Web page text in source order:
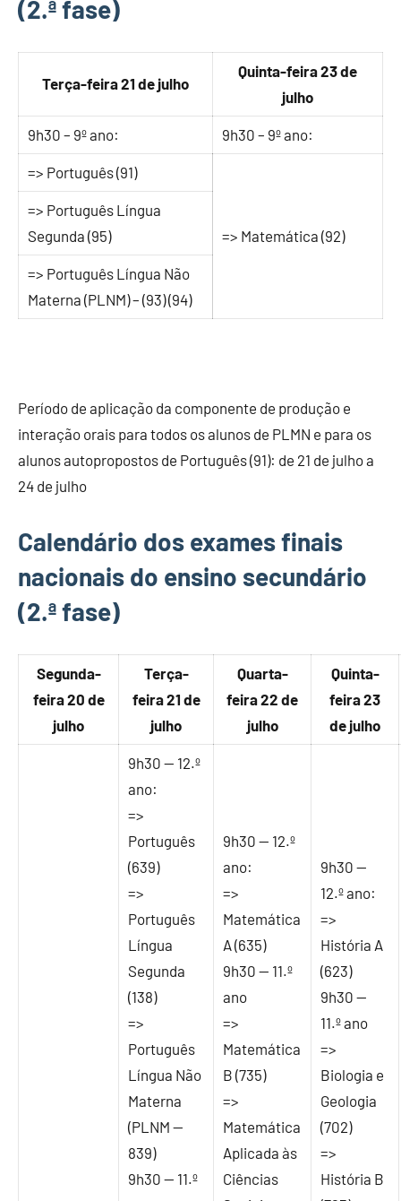
(2.ª fase)
Terça-feira 21 de julho
Quinta-feira 23 de
julho
9h30 – 9º ano: 9h30 – 9º ano:
=> Português (91)
=> Matemática (92)
=> Português Língua
Segunda (95)
=> Português Língua Não
Materna (PLNM) – (93) (94)
Período de aplicação da componente de produção e
interação orais para todos os alunos de PLMN e para os
alunos autopropostos de Português (91): de 21 de julho a
24 de julho
Calendário dos exames finais
nacionais do ensino secundário
(2.ª fase)
Segunda-
feira 20 de
julho
Terça-
feira 21 de
julho
Quarta-
feira 22 de
julho
Quinta-
feira 23
de julho
9h30 — 12.º
ano:
=>
Português
(639)
=>
Português
Língua
Segunda
(138)
=>
Português
Língua Não
Materna
(PLNM —
839)
9h30 — 11.º
9h30 — 12.º
ano:
=>
Matemática
A (635)
9h30 — 11.º
ano
=>
Matemática
B (735)
=>
Matemática
Aplicada às
Ciências
9h30 —
12.º ano:
=>
História A
(623)
9h30 —
11.º ano
=>
Biologia e
Geologia
(702)
=>
História B